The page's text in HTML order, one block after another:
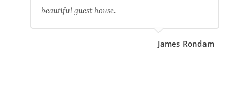
beautiful guest house.
James Rondam